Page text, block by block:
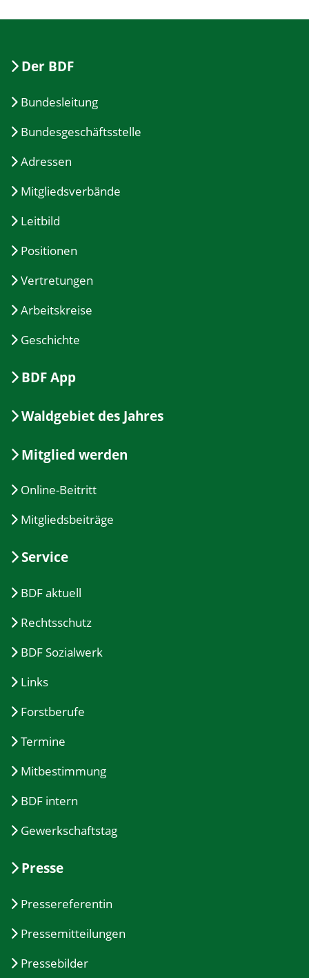
Der BDF
Bundesleitung
Bundesgeschäftsstelle
Adressen
Mitgliedsverbände
Leitbild
Positionen
Vertretungen
Arbeitskreise
Geschichte
BDF App
Waldgebiet des Jahres
Mitglied werden
Online-Beitritt
Mitgliedsbeiträge
Service
BDF aktuell
Rechtsschutz
BDF Sozialwerk
Links
Forstberufe
Termine
Mitbestimmung
BDF intern
Gewerkschaftstag
Presse
Pressereferentin
Pressemitteilungen
Pressebilder